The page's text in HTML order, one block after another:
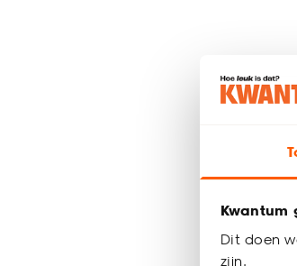
Kwantum
Dit doen
zijn.